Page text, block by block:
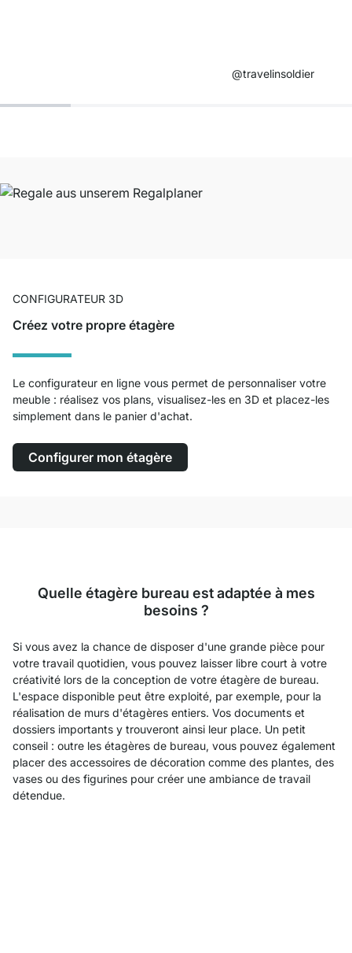
@travelinsoldier​
CONFIGURATEUR 3D
Créez votre propre étagère
Le configurateur en ligne vous permet de personnaliser votre
meuble : réalisez vos plans, visualisez-les en 3D et placez-les
simplement dans le panier d'achat.
Configurer mon étagère
Quelle étagère bureau est adaptée à mes
besoins ?
Si vous avez la chance de disposer d'une grande pièce pour
votre travail quotidien, vous pouvez laisser libre court à votre
créativité lors de la conception de votre étagère de bureau.
L'espace disponible peut être exploité, par exemple, pour la
réalisation de murs d'étagères entiers. Vos documents et
dossiers importants y trouveront ainsi leur place. Un petit
conseil : outre les étagères de bureau, vous pouvez également
placer des accessoires de décoration comme des plantes, des
vases ou des figurines pour créer une ambiance de travail
détendue.